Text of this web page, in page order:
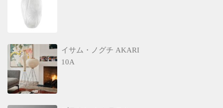
イサム・ノグチ AKARI
10A